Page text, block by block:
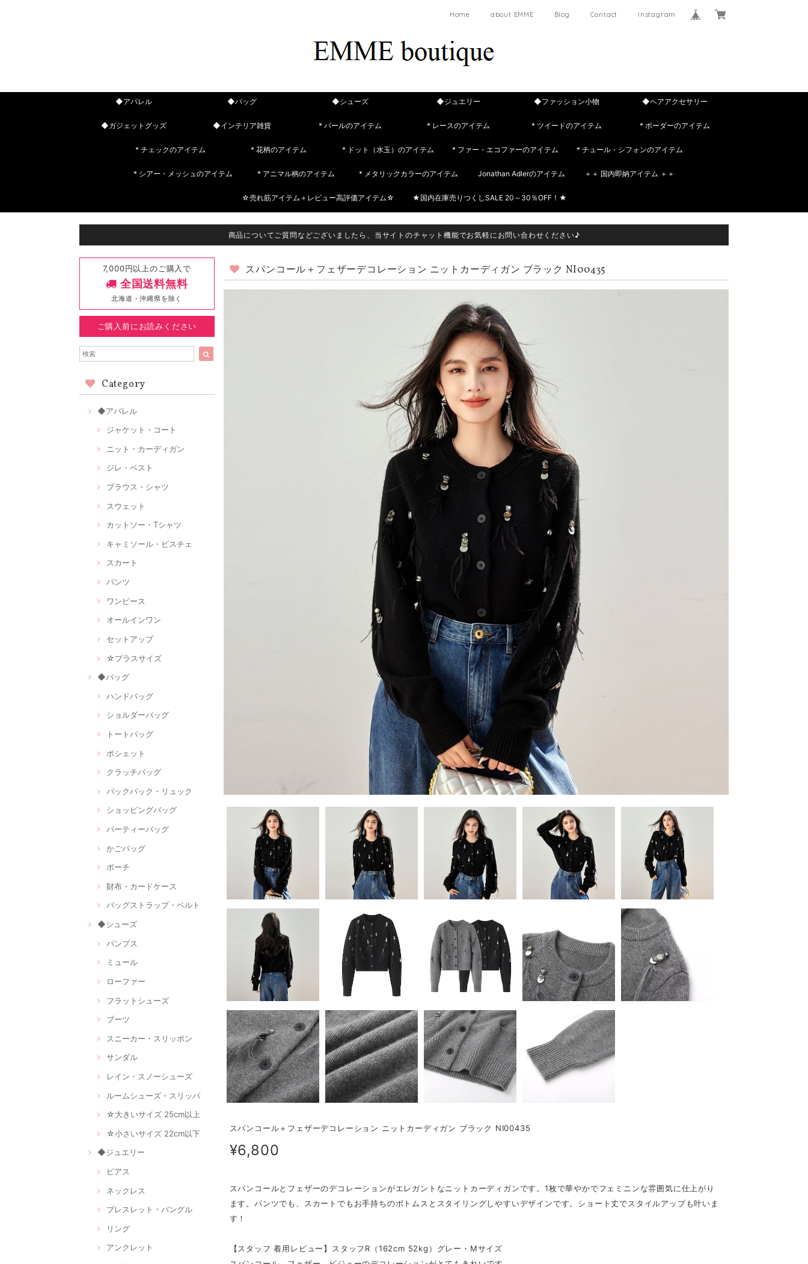
Home about EMME Blog Contact Instagram
◆アパレル ◆バッグ ◆シューズ ◆ジュエリー ◆ファッション小物 ◆ヘアアクセサリー
◆ガジェットグッズ ◆インテリア雑貨 * パールのアイテム * レースのアイテム * ツイードのアイテム * ボーダーのアイテム
* チェックのアイテム * 花柄のアイテム * ドット（水玉）のアイテム * ファー・エコファーのアイテム * チュール・シフォンのアイテム
* シアー・メッシュのアイテム * アニマル柄のアイテム * メタリックカラーのアイテム Jonathan Adlerのアイテム ＋＋ 国内即納アイテム ＋＋
☆売れ筋アイテム＋レビュー高評価アイテム☆ ★国内在庫売りつくしSALE 20～30％OFF！★
商品についてご質問などございましたら、当サイトのチャット機能でお気軽にお問い合わせください♪
7,000円以上のご購入で
全国送料無料
北海道・沖縄県を除く
ご購入前にお読みください
Category
◆アパレル
ジャケット・コート
ニット・カーディガン
ジレ・ベスト
ブラウス・シャツ
スウェット
カットソー・Tシャツ
キャミソール・ビスチェ
スカート
パンツ
ワンピース
オールインワン
セットアップ
☆プラスサイズ
◆バッグ
ハンドバッグ
ショルダーバッグ
トートバッグ
ポシェット
クラッチバッグ
バックパック・リュック
ショッピングバッグ
パーティーバッグ
かごバッグ
ポーチ
財布・カードケース
バッグストラップ・ベルト
◆シューズ
パンプス
ミュール
ローファー
フラットシューズ
ブーツ
スニーカー・スリッポン
サンダル
レイン・スノーシューズ
ルームシューズ・スリッパ
☆大きいサイズ 25cm以上
☆小さいサイズ 22cm以下
◆ジュエリー
ピアス
ネックレス
ブレスレット・バングル
リング
アンクレット
スパンコール＋フェザーデコレーション ニットカーディガン ブラック NI00435
スパンコール＋フェザーデコレーション ニットカーディガン ブラック NI00435
¥6,800
スパンコールとフェザーのデコレーションがエレガントなニットカーディガンです。1枚で華やかでフェミニンな雰囲気に仕上がり
ます。パンツでも、スカートでもお手持ちのボトムスとスタイリングしやすいデザインです。ショート丈でスタイルアップも叶いま
す！
【スタッフ 着用レビュー】スタッフR（162cm 52kg）グレー・Mサイズ